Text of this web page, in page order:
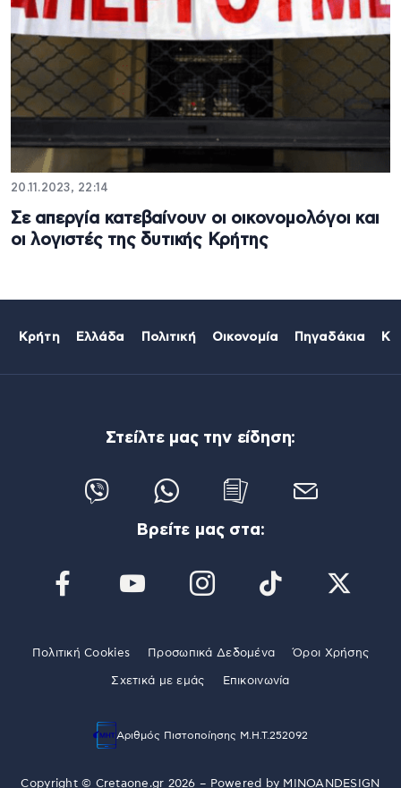
20.11.2023, 22:14
Σε απεργία κατεβαίνουν οι οικονομολόγοι και
οι λογιστές της δυτικής Κρήτης
Κρήτη Ελλάδα Πολιτική Οικονομία Πηγαδάκια
Στείλτε μας την είδηση:
Βρείτε μας στα:
Πολιτική Cookies Προσωπικά Δεδομένα Όροι Χρήσης
Σχετικά με εμάς Επικοινωνία
Αριθμός Πιστοποίησης Μ.Η.Τ.252092
Copyright © Cretaone.gr 2026 – Powered by MINOANDESIGN